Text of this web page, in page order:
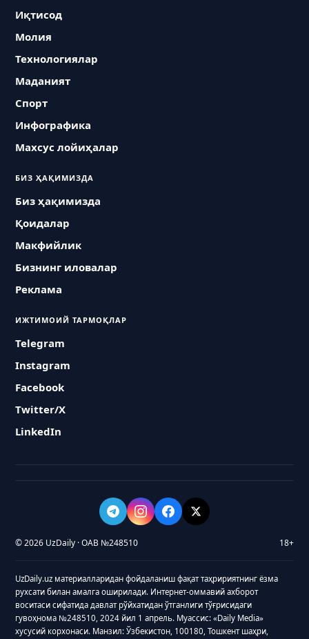
Иқтисод
Молия
Технологиялар
Маданият
Спорт
Инфографика
Махсус лойиҳалар
БИЗ ҲАҚИМИЗДА
Биз ҳақимизда
Қоидалар
Макфийлик
Бизнинг иловалар
Реклама
ИЖТИМОИЙ ТАРМОҚЛАР
Telegram
Instagram
Facebook
Twitter/X
LinkedIn
© 2026 UzDaily · ОАВ №248510 18+
UzDaily.uz материалларидан фойдаланиш фақат таҳририятнинг ёзма
рухсати билан амалга оширилади. Интернет-оммавий ахборот
воситаси сифатида давлат рўйхатидан ўтганлиги тўғрисидаги
гувоҳнома №248510, 2024 йил 1 апрель. Муассис: «Daily Media»
хусусий корхонаси. Манзил: Ўзбекистон, 100180, Тошкент шаҳри,